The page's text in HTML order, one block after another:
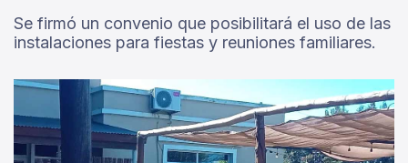
Se firmó un convenio que posibilitará el uso de las
instalaciones para fiestas y reuniones familiares.